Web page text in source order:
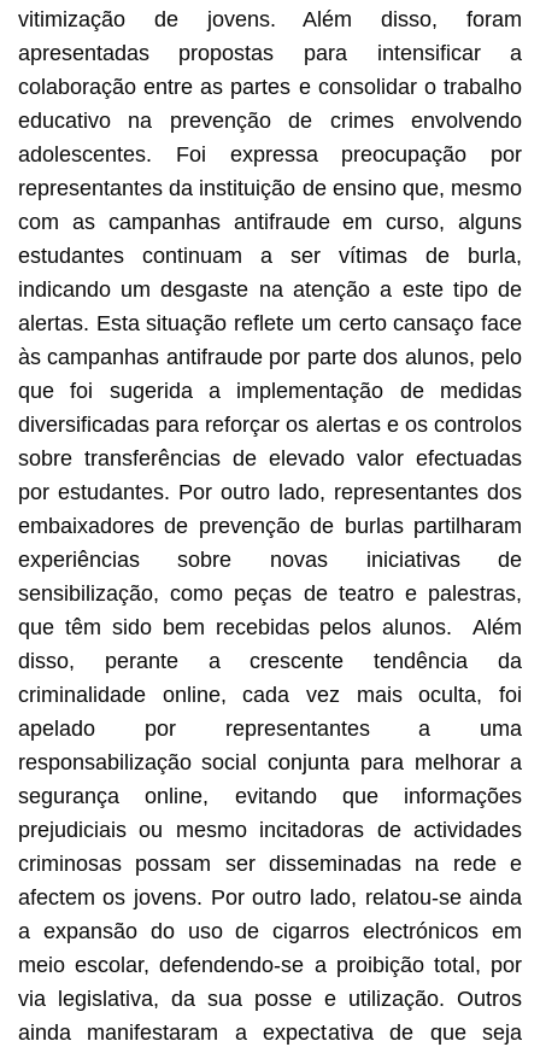
vitimização de jovens. Além disso, foram
apresentadas propostas para intensificar a
colaboração entre as partes e consolidar o trabalho
educativo na prevenção de crimes envolvendo
adolescentes. Foi expressa preocupação por
representantes da instituição de ensino que, mesmo
com as campanhas antifraude em curso, alguns
estudantes continuam a ser vítimas de burla,
indicando um desgaste na atenção a este tipo de
alertas. Esta situação reflete um certo cansaço face
às campanhas antifraude por parte dos alunos, pelo
que foi sugerida a implementação de medidas
diversificadas para reforçar os alertas e os controlos
sobre transferências de elevado valor efectuadas
por estudantes. Por outro lado, representantes dos
embaixadores de prevenção de burlas partilharam
experiências sobre novas iniciativas de
sensibilização, como peças de teatro e palestras,
que têm sido bem recebidas pelos alunos. Além
disso, perante a crescente tendência da
criminalidade online, cada vez mais oculta, foi
apelado por representantes a uma
responsabilização social conjunta para melhorar a
segurança online, evitando que informações
prejudiciais ou mesmo incitadoras de actividades
criminosas possam ser disseminadas na rede e
afectem os jovens. Por outro lado, relatou-se ainda
a expansão do uso de cigarros electrónicos em
meio escolar, defendendo-se a proibição total, por
via legislativa, da sua posse e utilização. Outros
ainda manifestaram a expectativa de que seja